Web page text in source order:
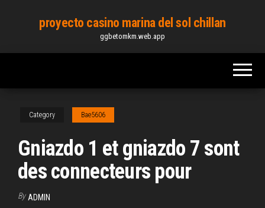
content
proyecto casino marina del sol chillan
ggbetomkm.web.app
Category Bae5606
Gniazdo 1 et gniazdo 7 sont
des connecteurs pour
By ADMIN